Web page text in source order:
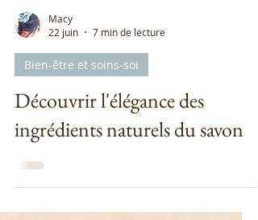
Macy
22 juin
7 min de lecture
Bien-être et soins-soi
Découvrir l'élégance des
ingrédients naturels du savon